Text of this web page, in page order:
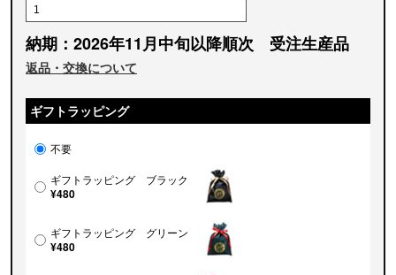
納期：2026年11月中旬以降順次 受注生産品
返品・交換について
ギフトラッピング
不要
ギフトラッピング ブラック
¥480
ギフトラッピング グリーン
¥480